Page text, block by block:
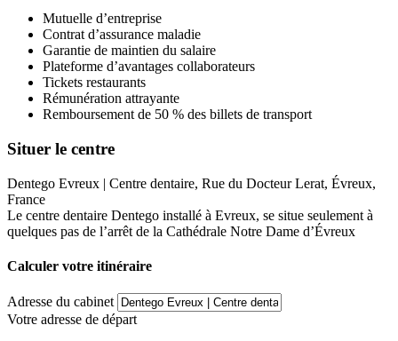
Mutuelle d’entreprise
Contrat d’assurance maladie
Garantie de maintien du salaire
Plateforme d’avantages collaborateurs
Tickets restaurants
Rémunération attrayante
Remboursement de 50 % des billets de transport
Situer le centre
Dentego Evreux | Centre dentaire, Rue du Docteur Lerat, Évreux,
France
Le centre dentaire Dentego installé à Evreux, se situe seulement à
quelques pas de l’arrêt de la Cathédrale Notre Dame d’Évreux
Calculer votre itinéraire
Adresse du cabinet
Votre adresse de départ